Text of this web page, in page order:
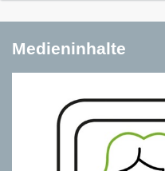
Medieninhalte